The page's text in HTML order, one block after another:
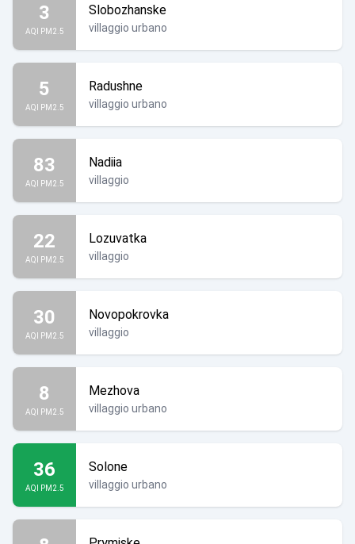
3
AQI PM2.5
Slobozhanske
villaggio urbano
5
AQI PM2.5
Radushne
villaggio urbano
83
AQI PM2.5
Nadiia
villaggio
22
AQI PM2.5
Lozuvatka
villaggio
30
AQI PM2.5
Novopokrovka
villaggio
8
AQI PM2.5
Mezhova
villaggio urbano
36
AQI PM2.5
Solone
villaggio urbano